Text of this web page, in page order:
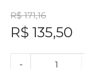
R$ 171,16
R$ 135,50
-